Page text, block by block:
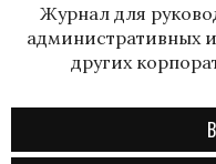
Журнал для
административных
других